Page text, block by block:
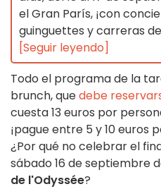
el Gran París, ¡con
guinguettes y carreras
[Seguir leyendo]
Todo el programa de la
brunch, quedebe
cuesta 13 euros por
¡pague entre 5 y 10 euros
¿Por qué no celebrar el
sábado 16 de septiembre
de l'Odyssée?